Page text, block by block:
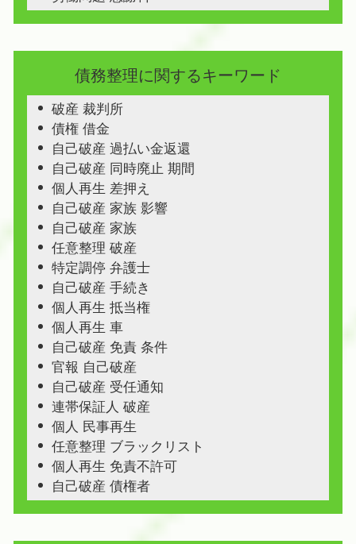
債務整理に関するキーワード
破産 裁判所
債権 借金
自己破産 過払い金返還
自己破産 同時廃止 期間
個人再生 差押え
自己破産 家族 影響
自己破産 家族
任意整理 破産
特定調停 弁護士
自己破産 手続き
個人再生 抵当権
個人再生 車
自己破産 免責 条件
官報 自己破産
自己破産 受任通知
連帯保証人 破産
個人 民事再生
任意整理 ブラックリスト
個人再生 免責不許可
自己破産 債権者